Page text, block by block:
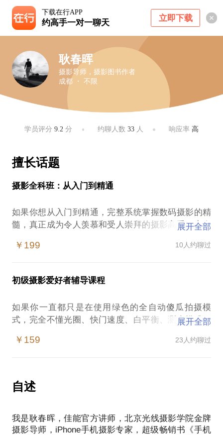
下载在行APP
约高手一对一聊天 立即下载
耿春晖
摄影导师，摄影图书作者
成都 ・ 不限
学员评分9.2 分 约聊人数 33人 响应率 高
擅长话题
摄影全科班：从入门到精通
如果你想从入门到精通，完整系统掌握数码摄影的精
髓，真正成为令人羡慕和受人崇拜的摄影高手，完全
点、闪光灯曝光补偿、中性灰、HDR高动态范围影
蝶光、3D跟踪自动对焦等专业术语，掌握精确曝光和
精确控制色彩的奥秘，学会全景照片的拍摄与后期拼
如果你有浓厚的兴趣和决心想要系统学习数码摄影，
展开全部
￥199 10人约聊过
初级摄影爱好者辅导课程
如果你一直都只是在使用绿色的全自动傻瓜拍摄模
式，完全不懂光圈、快门速度、白平衡、测光模式、
何选用P、A、S、M或者Tv、Av等曝光模式，迫切想
我将会手把手地教，用通俗易懂的语言讲清楚所有重
要的专业术语，不仅让你听明白，更要让你真正熟练
展开全部
￥159 23人约聊过
自述
我是耿春晖，佳能官方讲师，北京光线摄影学院金牌
摄影导师，iPhone手机摄影专家，超级畅销书《手机